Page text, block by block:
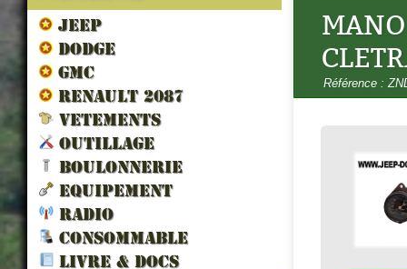
JEEP
DODGE
GMC
RENAULT 2087
VETEMENTS
OUTILLAGE
BOULONNERIE
EQUIPEMENT
RADIO
CONSOMMABLE
LIVRE & DOCS
Référence :
-